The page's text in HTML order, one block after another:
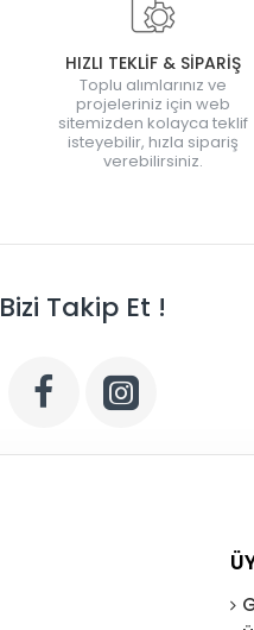
HIZLI TEKLİF & SİPARİŞ
Toplu alımlarınız ve
projeleriniz için web
sitemizden kolayca teklif
isteyebilir, hızla sipariş
verebilirsiniz.
Bizi Takip Et !